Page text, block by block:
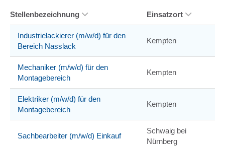
Stellenbezeichnung Einsatzort
Industrielackierer (m/w/d) für den
Bereich Nasslack
Kempten
Mechaniker (m/w/d) für den
Montagebereich
Kempten
Elektriker (m/w/d) für den
Montagebereich
Kempten
Sachbearbeiter (m/w/d) Einkauf
Schwaig bei
Nürnberg